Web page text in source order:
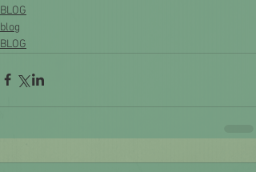
BLOG
blog
BLOG